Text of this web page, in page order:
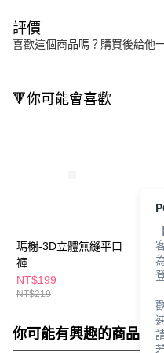
評價
喜歡這個商品嗎？購買後給他
🔻你可能會喜歡
瑪榭-3D立體無縫平口
褲
NT$199
NT$219
棉
3D
你可能有興趣的商品 全